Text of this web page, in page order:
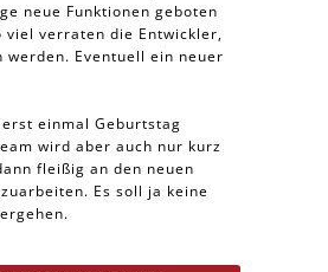
neue Funktionen geboten
viel verraten die Entwickler,
werden. Eventuell ein neuer
einmal Geburtstag
wird aber auch nur kurz
fleißig an den neuen
Es soll ja keine